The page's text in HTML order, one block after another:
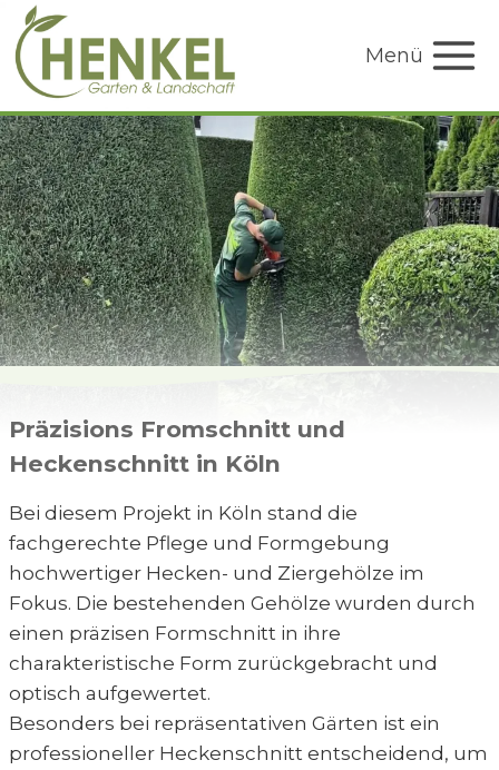
Zum
Inhalt
springen
Menü
Präzisions Fromschnitt und
Heckenschnitt in Köln
Bei diesem Projekt in Köln stand die
fachgerechte Pflege und Formgebung
hochwertiger Hecken- und Ziergehölze im
Fokus. Die bestehenden Gehölze wurden durch
einen präzisen Formschnitt in ihre
charakteristische Form zurückgebracht und
optisch aufgewertet.
Besonders bei repräsentativen Gärten ist ein
professioneller Heckenschnitt entscheidend, um